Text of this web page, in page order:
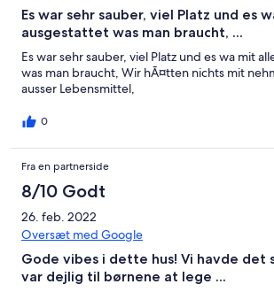
Es war sehr sauber, viel Platz und es
ausgestattet was man braucht, ...
Es war sehr sauber, viel Platz und es wa mit
was man braucht, Wir hÃ¤tten nichts mit
ausser Lebensmittel,
0
Fra en partnerside
8/10 Godt
26. feb. 2022
Oversæt med Google
Gode vibes i dette hus! Vi havde det
var dejlig til børnene at lege ...